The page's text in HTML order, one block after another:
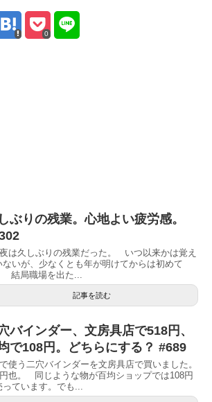
0
ぶりの残業。心地よい疲労感。
は久しぶりの残業だった。 いつ以来かは覚え
ないが、少なくとも年が明けてからは初めて
結局職場を出た...
記事を読む
バインダー、文房具店で518円、
で108円。どちらにする？ #689
使う二穴バインダーを文房具店で買いました。
也。 同じような物が百均ショップでは108円
っています。でも...